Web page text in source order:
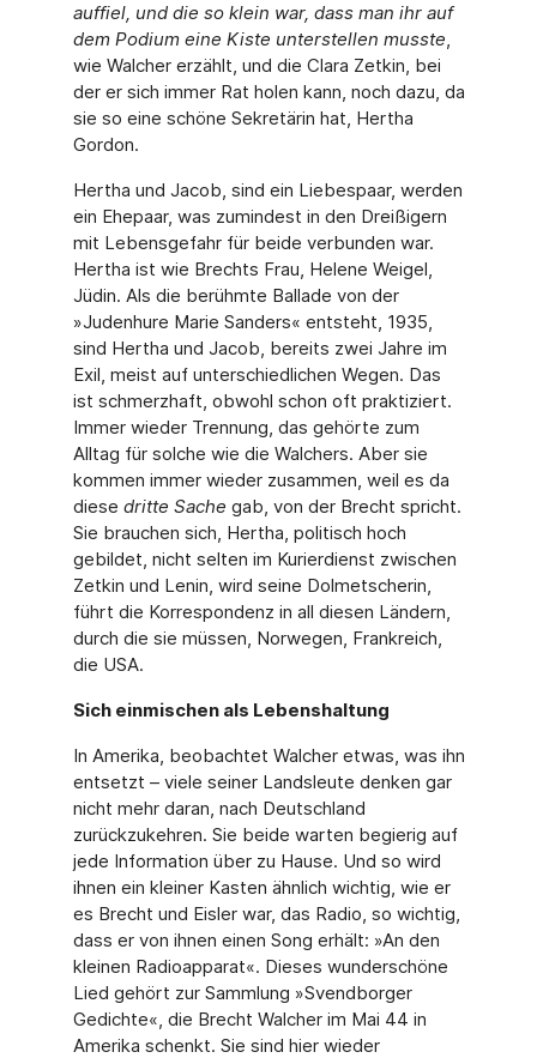
auffiel, und die so klein war, dass man ihr auf
dem Podium eine Kiste unterstellen musste,
wie Walcher erzählt, und die Clara Zetkin, bei
der er sich immer Rat holen kann, noch dazu, da
sie so eine schöne Sekretärin hat, Hertha
Gordon.
Hertha und Jacob, sind ein Liebespaar, werden
ein Ehepaar, was zumindest in den Dreißigern
mit Lebensgefahr für beide verbunden war.
Hertha ist wie Brechts Frau, Helene Weigel,
Jüdin. Als die berühmte Ballade von der
»Judenhure Marie Sanders« entsteht, 1935,
sind Hertha und Jacob, bereits zwei Jahre im
Exil, meist auf unterschiedlichen Wegen. Das
ist schmerzhaft, obwohl schon oft praktiziert.
Immer wieder Trennung, das gehörte zum
Alltag für solche wie die Walchers. Aber sie
kommen immer wieder zusammen, weil es da
diese dritte Sache gab, von der Brecht spricht.
Sie brauchen sich, Hertha, politisch hoch
gebildet, nicht selten im Kurierdienst zwischen
Zetkin und Lenin, wird seine Dolmetscherin,
führt die Korrespondenz in all diesen Ländern,
durch die sie müssen, Norwegen, Frankreich,
die USA.
Sich einmischen als Lebenshaltung
In Amerika, beobachtet Walcher etwas, was ihn
entsetzt – viele seiner Landsleute denken gar
nicht mehr daran, nach Deutschland
zurückzukehren. Sie beide warten begierig auf
jede Information über zu Hause. Und so wird
ihnen ein kleiner Kasten ähnlich wichtig, wie er
es Brecht und Eisler war, das Radio, so wichtig,
dass er von ihnen einen Song erhält: »An den
kleinen Radioapparat«. Dieses wunderschöne
Lied gehört zur Sammlung »Svendborger
Gedichte«, die Brecht Walcher im Mai 44 in
Amerika schenkt. Sie sind hier wieder